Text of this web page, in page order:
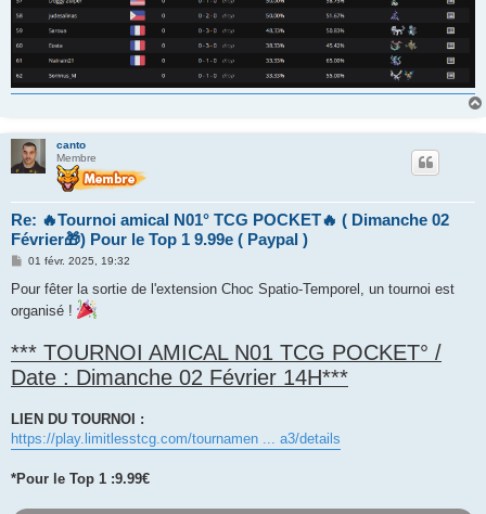
canto
Membre
Re: 🔥Tournoi amical N01° TCG POCKET🔥 ( Dimanche 02
Février🎁) Pour le Top 1 9.99e ( Paypal )
M
s
a
01 févr. 2025, 19:32
Pour fêter la sortie de l'extension Choc Spatio-Temporel, un tournoi est
organisé !
*** TOURNOI AMICAL N01 TCG POCKET° /
Date : Dimanche 02 Février 14H***
LIEN DU TOURNOI :
https://play.limitlesstcg.com/tournamen ... a3/details
*Pour le Top 1 :9.99€